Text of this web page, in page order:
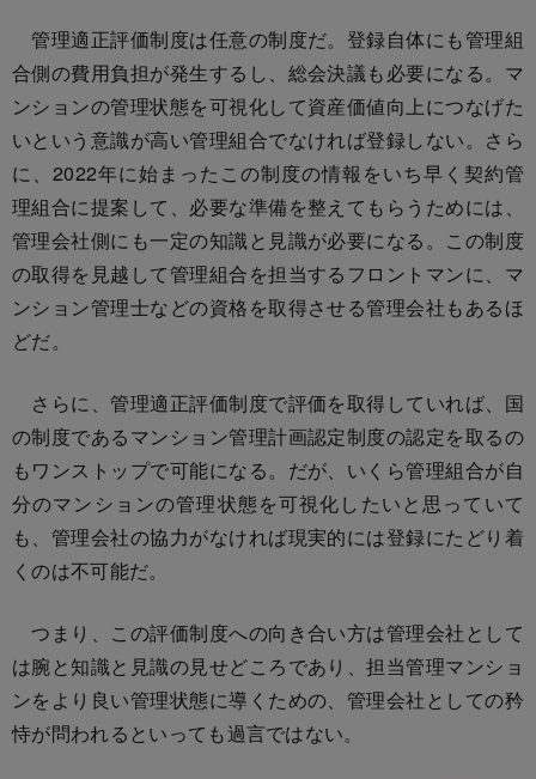
管理適正評価制度は任意の制度だ。登録自体にも管理組
合側の費用負担が発生するし、総会決議も必要になる。マ
ンションの管理状態を可視化して資産価値向上につなげた
いという意識が高い管理組合でなければ登録しない。さら
に、2022年に始まったこの制度の情報をいち早く契約管
理組合に提案して、必要な準備を整えてもらうためには、
管理会社側にも一定の知識と見識が必要になる。この制度
の取得を見越して管理組合を担当するフロントマンに、マ
ンション管理士などの資格を取得させる管理会社もあるほ
どだ。
さらに、管理適正評価制度で評価を取得していれば、国
の制度であるマンション管理計画認定制度の認定を取るの
もワンストップで可能になる。だが、いくら管理組合が自
分のマンションの管理状態を可視化したいと思っていて
も、管理会社の協力がなければ現実的には登録にたどり着
くのは不可能だ。
つまり、この評価制度への向き合い方は管理会社として
は腕と知識と見識の見せどころであり、担当管理マンショ
ンをより良い管理状態に導くための、管理会社としての矜
恃が問われるといっても過言ではない。